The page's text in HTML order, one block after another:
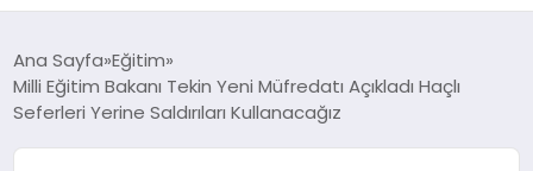
GÜNDEM
Ana Sayfa Eğitim
Milli Eğitim Bakanı Tekin Yeni Müfredatı Açıkladı Haçlı
Seferleri Yerine Saldırıları Kullanacağız